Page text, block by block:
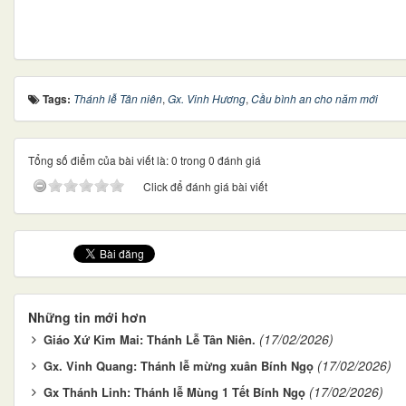
Tags: Thánh lễ Tân niên, Gx. Vinh Hương, Cầu bình an cho năm mới
Tổng số điểm của bài viết là: 0 trong 0 đánh giá
Click để đánh giá bài viết
Những tin mới hơn
Giáo Xứ Kim Mai: Thánh Lễ Tân Niên. (17/02/2026)
Gx. Vinh Quang: Thánh lễ mừng xuân Bính Ngọ (17/02/2026)
Gx Thánh Linh: Thánh lễ Mùng 1 Tết Bính Ngọ (17/02/2026)